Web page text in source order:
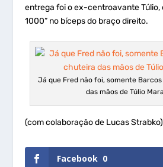
entrega foi o ex-centroavante Túlio,
1000” no bíceps do braço direito.
Já que Fred não foi, somente
das mãos de Túlio
(com colaboração de Lucas Strabko)
Facebook 0